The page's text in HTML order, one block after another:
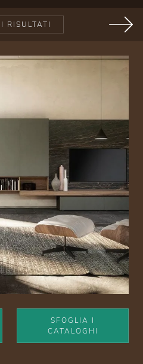
RISULTATI
SFOGLIA I
CATALOGHI